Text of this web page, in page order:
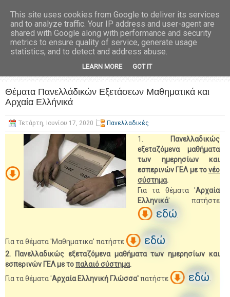
Θέματα Πανελλάδικών Εξετάσεων Μαθηματικά και
Αρχαία Ελλήνικά
Τετάρτη, Ιουνίου 17, 2020 Πανελλαδικές
1.
Πανελλαδικώς
εξεταζόμενα μαθήματα
των ημερησίων και
εσπερινών ΓΕΛ με τονέο
σύστημα.
Για τα θέματα 'Αρχαία
Ελληνικά' πατήστε
εδώ
Για τα θέματα 'Μαθηματικα' πατήστε εδώ
2. Πανελλαδικώς εξεταζόμενα μαθήματα των ημερησίων και
εσπερινών ΓΕΛ με τοπαλαιό σύστημα.
Για τα θέματα 'Αρχαία Ελληνική Γλώσσα'πατήστε εδώ
This site uses cookies from Google to deliver its services
and to analyze traffic. Your IP address and user-agent are
shared with Google along with performance and security
metrics to ensure quality of service, generate usage
statistics, and to detect and address abuse.
LEARN MORE GOT IT